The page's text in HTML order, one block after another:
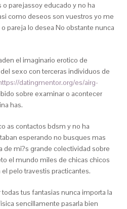
parejassoy educado y no ha
como deseos son vuestros yo me
pareja lo desea No obstante nunca
el imaginario erotico de
sexo con terceras individuos de
datingmentor.org/es/airg-
sobre examinar o acontecer
has.
as contactos bdsm y no ha
esperando no busques mas
de mi?s grande colectividad sobre
el mundo miles de chicas chicos
pelo travestis practicantes.
tus fantasias nunca importa la
sencillamente pasarla bien